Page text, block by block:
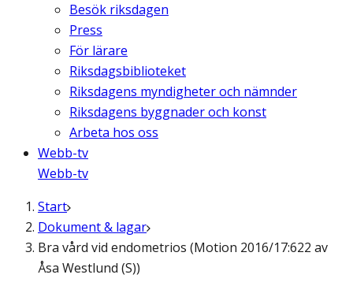
Besök riksdagen
Press
För lärare
Riksdagsbiblioteket
Riksdagens myndigheter och nämnder
Riksdagens byggnader och konst
Arbeta hos oss
Webb-tv
Webb-tv
Start
Dokument & lagar
Bra vård vid endometrios (Motion 2016/17:622 av
Åsa Westlund (S))